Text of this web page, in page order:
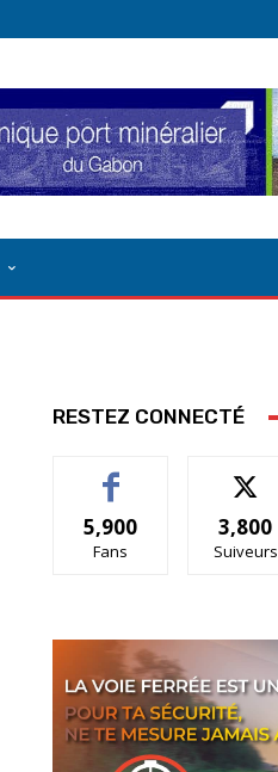
RESTEZ CONNECTÉ
5,900
Fans
3,800
Suiveurs